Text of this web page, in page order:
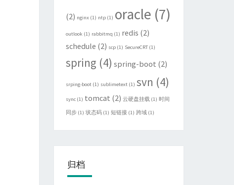
(2) nginx(1) ntp(1) oracle (7)
outlook (1) rabbitmq (1) redis (2)
schedule (2) scp(1) SecureCRT(1)
spring (4) spring-boot (2)
srping-boot(1) sublimetext(1) svn (4)
sync(1) tomcat (2) 云硬盘挂载(1) 时间
同步(1) 状态码(1) 短链接(1) 跨域(1)
归档